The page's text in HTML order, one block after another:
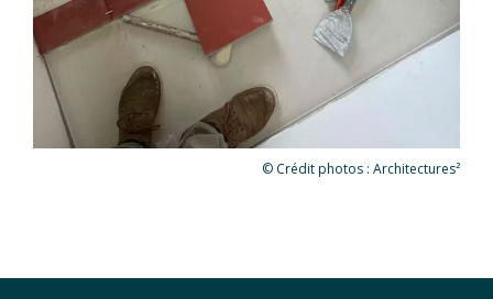
© Crédit photos : Architectures²